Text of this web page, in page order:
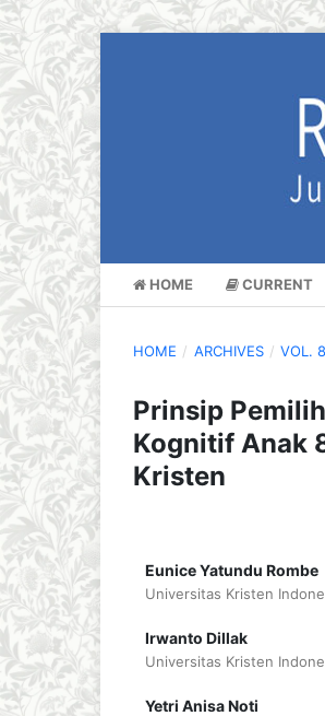
HOME CURRENT
HOME / ARCHIVES / VOL.
Prinsip
Kognitif Anak
Kristen
Eunice Yatundu Rombe
Universitas Kristen
Irwanto Dillak
Universitas Kristen
Yetri Anisa Noti